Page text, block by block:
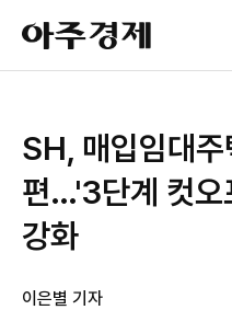
아
주
경
SH, 매입임대주
편…'3단계 컷오
강화
이은별 기자